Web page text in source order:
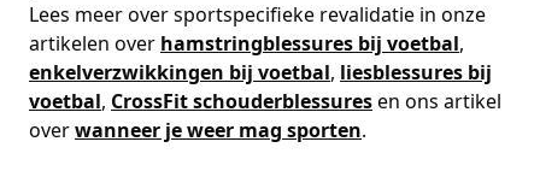
Lees meer over sportspecifieke revalidatie in onze
artikelen over hamstringblessures bij voetbal,
enkelverzwikkingen bij voetbal, liesblessures bij
voetbal, CrossFit schouderblessuresen ons artikel
overwanneer je weer mag sporten.